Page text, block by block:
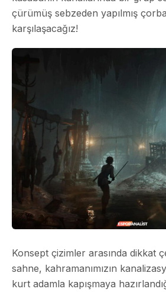
çürümüş sebzeden yapılmış
karşılaşacağız!
Konsept çizimler arasında dikkat
sahne, kahramanımızın
kurt adamla kapışmaya